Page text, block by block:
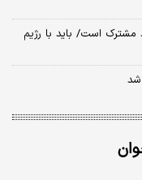
مشترک است/ باید با رژیم
شد